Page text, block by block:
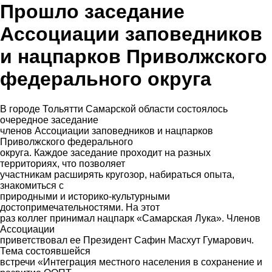
Прошло заседание
Ассоциации заповедников
и нацпарков Приволжского
федерального округа
В городе Тольятти Самарской области состоялось
очередное заседание
членов Ассоциации заповедников и нацпарков
Приволжского федерального
округа. Каждое заседание проходит на разных
территориях, что позволяет
участникам расширять кругозор, набираться опыта,
знакомиться с
природными и историко-культурными
достопримечательностями. На этот
раз коллег принимал нацпарк «Самарская Лука». Членов
Ассоциации
приветствовал ее Президент Сафин Масхут Гумарович.
Тема состоявшейся
встречи «Интеграция местного населения в сохранение и